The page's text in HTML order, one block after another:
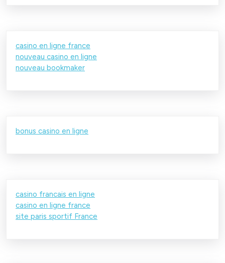
casino en ligne france
nouveau casino en ligne
nouveau bookmaker
bonus casino en ligne
casino francais en ligne
casino en ligne france
site paris sportif France